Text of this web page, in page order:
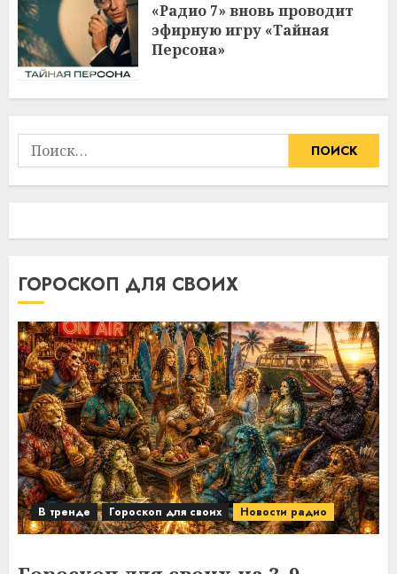
«Радио 7» вновь проводит
эфирную игру «Тайная
Персона»
Найти:
ГОРОСКОП ДЛЯ СВОИХ
В тренде Гороскоп для своих Новости радио